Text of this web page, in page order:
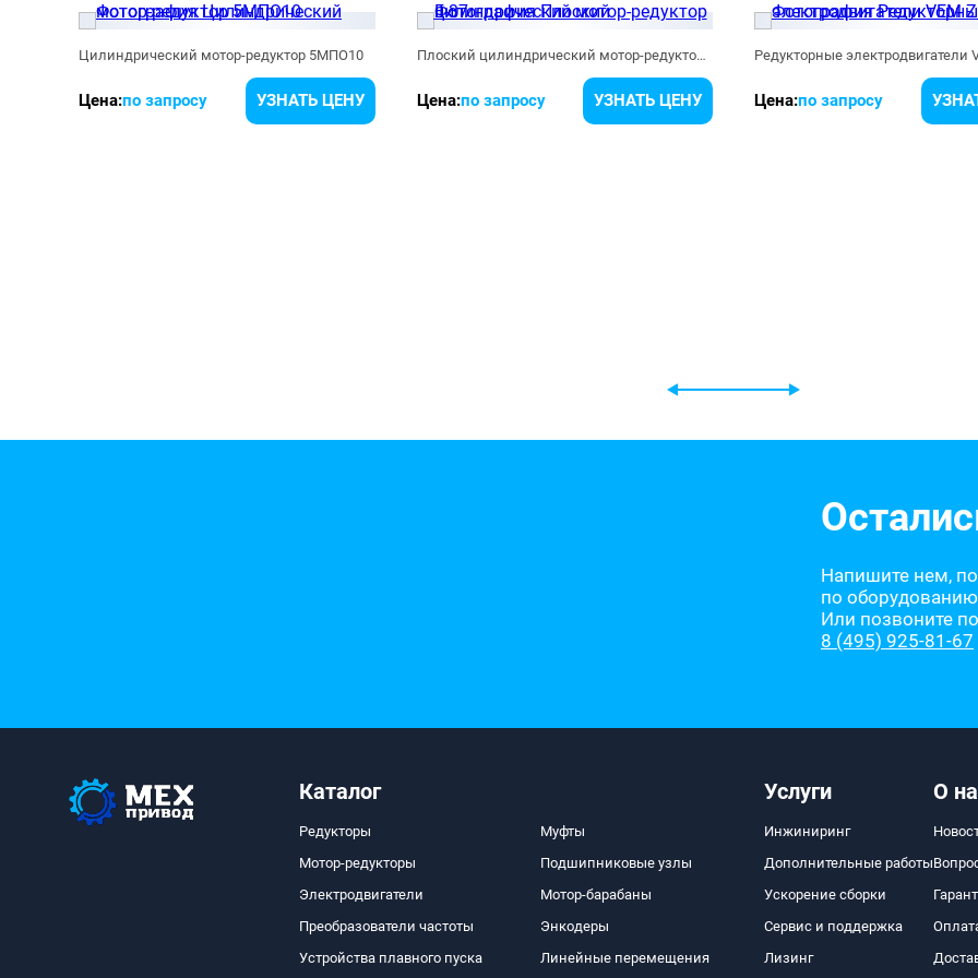
Цилиндрический мотор-редуктор 5МПО10
Цена:по запросу УЗНАТЬ ЦЕНУ
Плоский цилиндрический мотор-редуктор F-37
Цена:по запросу УЗНАТЬ ЦЕНУ Цена:по запросу
Напишите нем,
по
Или позвоните
8 (495) 925-81-67
Каталог
Редукторы
Мотор-редукторы
Электродвигатели
Преобразователи частоты
Устройства плавного пуска
Муфты
Подшипниковые узлы
Мотор-барабаны
Энкодеры
Линейные перемещения
Услуги
Инжиниринг
Дополнительные работы
Ускорение сборки
Сервис и поддержка
Лизинг
О